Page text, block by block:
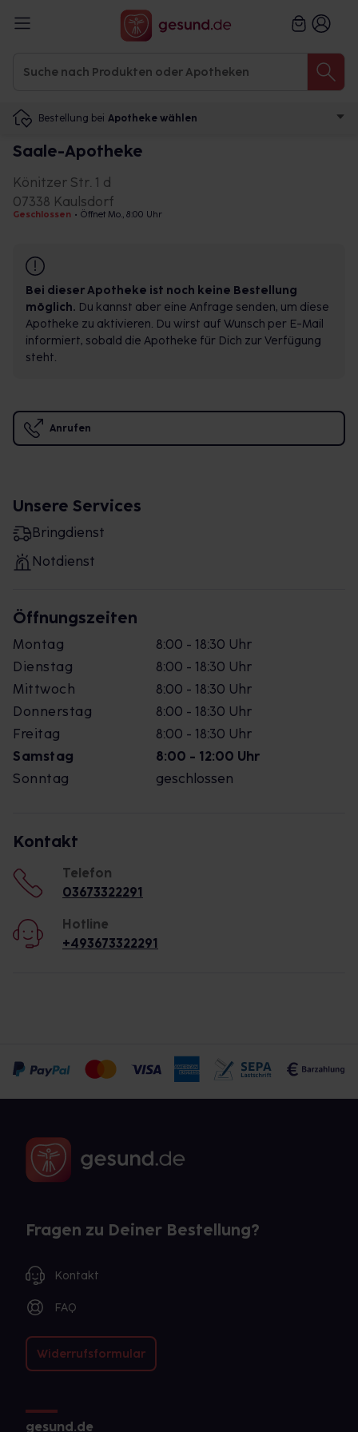
Bestellung bei Apotheke wählen
Saale-Apotheke
Könitzer Str. 1 d
07338 Kaulsdorf
Geschlossen • Öffnet Mo., 8:00 Uhr
Bei dieser Apotheke ist noch keine Bestellung
möglich. Du kannst aber eine Anfrage senden, um diese
Apotheke zu aktivieren. Du wirst auf Wunsch per E-Mail
informiert, sobald die Apotheke für Dich zur Verfügung
steht.
Anrufen
Unsere Services
Bringdienst
Notdienst
Öffnungszeiten
Montag
8:00 - 18:30 Uhr
Dienstag
8:00 - 18:30 Uhr
Mittwoch
8:00 - 18:30 Uhr
Donnerstag
8:00 - 18:30 Uhr
Freitag
8:00 - 18:30 Uhr
Samstag
8:00 - 12:00 Uhr
Sonntag
geschlossen
Kontakt
Telefon
03673322291
Hotline
+493673322291
Fragen zu Deiner Bestellung?
Kontakt
FAQ
Widerrufsformular
gesund.de